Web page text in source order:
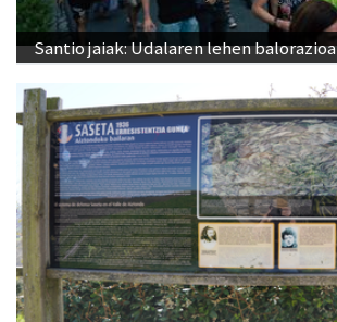
Santio jaiak: Udalaren lehen balorazioa